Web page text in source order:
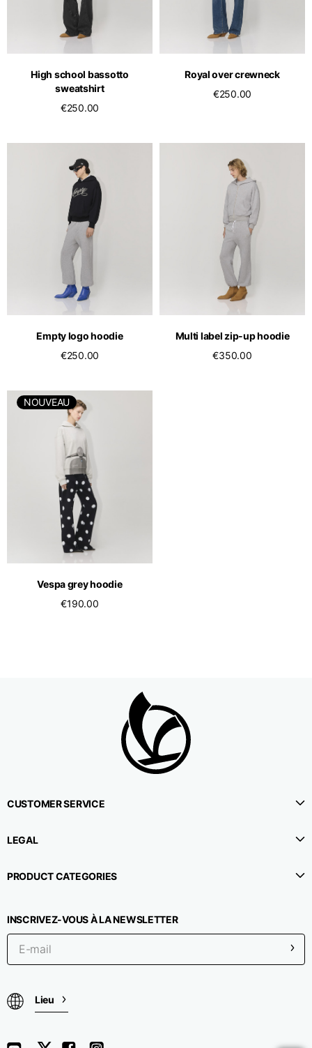
High school bassotto
sweatshirt
€250.00
Royal over crewneck
€250.00
Empty logo hoodie
€250.00
Multi label zip-up hoodie
€350.00
NOUVEAU
Vespa grey hoodie
€190.00
CUSTOMER SERVICE
LEGAL
PRODUCT CATEGORIES
INSCRIVEZ-VOUS À LA NEWSLETTER
Lieu